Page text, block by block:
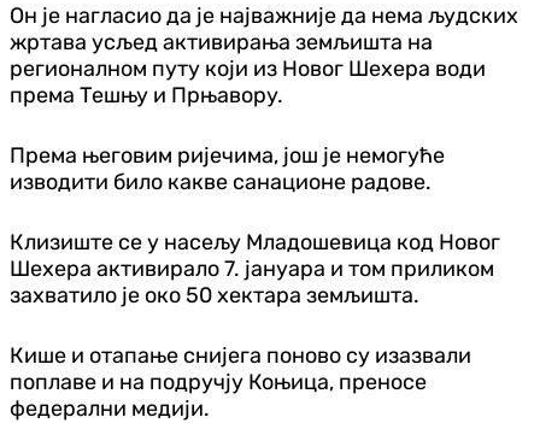
Он је нагласио да је најважније да нема људских
жртава усљед активирања земљишта на
регионалном путу који из Новог Шехера води
према Тешњу и Прњавору.
Према његовим ријечима, још је немогуће
изводити било какве санационе радове.
Клизиште се у насељу Младошевица код Новог
Шехера активирало 7. јануара и том приликом
захватило је око 50 хектара земљишта.
Кише и отапање снијега поново су изазвали
поплаве и на подручју Коњица, преносе
федерални медији.